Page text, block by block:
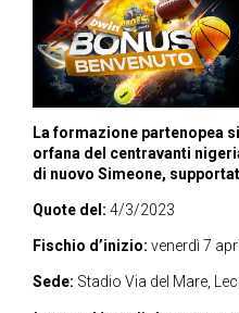
La formazione partenopea
orfana del centravanti
di nuovo Simeone,
Quote del: 4/3/2023
Fischio d’inizio: venerdì 7
Sede: Stadio Via del Mare,